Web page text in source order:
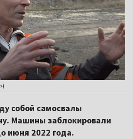
собой самосвалы
Машины заблокировали
июня 2022 года.